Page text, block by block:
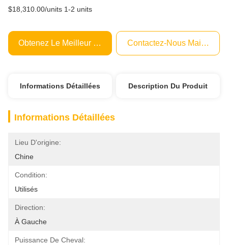
$18,310.00/units 1-2 units
Obtenez Le Meilleur Prix Contactez-Nous Maintenant
Informations Détaillées Description Du Produit
Informations Détaillées
Lieu D'origine:
Chine
Condition:
Utilisés
Direction:
À Gauche
Puissance De Cheval: